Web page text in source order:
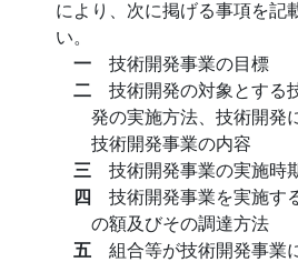
により、次に掲げる事項を記
い。
一 技術開発事業の目標
二 技術開発の対象とする
発の実施方法、技術開発
技術開発事業の内容
三 技術開発事業の実施時
四 技術開発事業を実施す
の額及びその調達方法
五 組合等が技術開発事業